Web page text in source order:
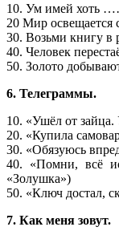
10. Ум имей хоть
20 Мир освещается
30. Возьми книгу в
40. Человек
50. Золото
6. Телеграммы.
10. «Ушёл от
20. «Купила
30. «Обязуюсь
40. «Помни, всё
«Золушка»)
50. «Ключ достал,
7. Как меня зовут.